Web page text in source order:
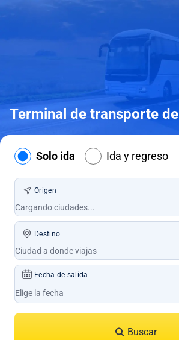
Terminal de transporte de
Solo ida Ida y regreso
Origen
Destino
Fecha de salida
Buscar